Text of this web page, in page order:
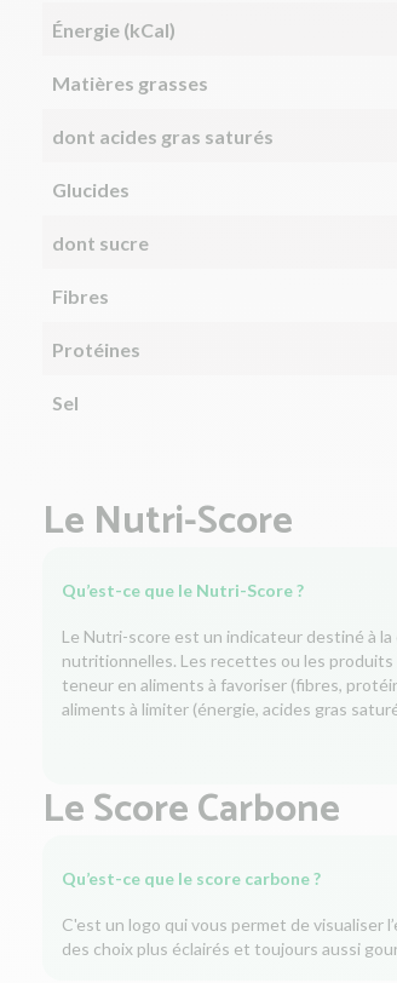
Énergie (kCal)
Matières grasses
dont acides gras saturés
Glucides
dont sucre
Fibres
Protéines
Sel
Le Nutri-Score
Qu’est-ce que le Nutri-Score ?
Le Nutri-score est un indicateur destiné à
nutritionnelles. Les recettes ou les
teneur en aliments à favoriser (fibres,
aliments à limiter (énergie, acides gras
Le Score Carbone
Qu’est-ce que le score carbone ?
C'est un logo qui vous permet de visualiser
des choix plus éclairés et toujours aussi